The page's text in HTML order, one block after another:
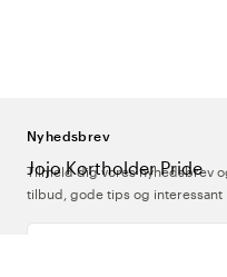
Jojo Kortholder Pride
Nyhedsbrev
Tilmeld dig vores nyhedsbrev
tilbud, gode tips og
Indtast din e-mailadresse